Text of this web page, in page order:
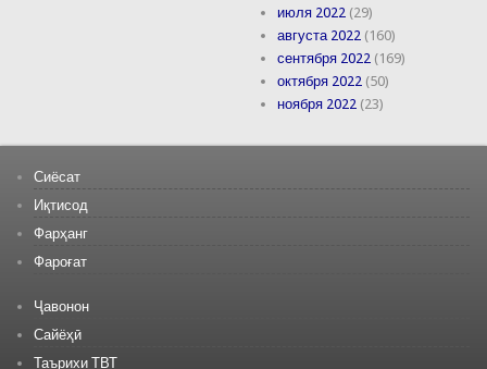
июля 2022 (29)
августа 2022 (160)
сентября 2022 (169)
октября 2022 (50)
ноября 2022 (23)
Сиёсат
Иқтисод
Фарҳанг
Фароғат
Ҷавонон
Сайёҳӣ
Таърихи ТВТ